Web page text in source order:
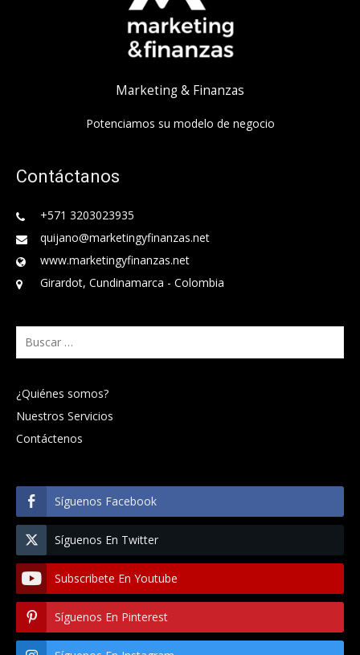
Marketing & Finanzas
Potenciamos su modelo de negocio
Contáctanos
+571 3203023935
quijano@marketingyfinanzas.net
www.marketingyfinanzas.net
Girardot, Cundinamarca - Colombia
Buscar:
¿Quiénes somos?
Nuestros Servicios
Contáctenos
Síguenos Facebook
Síguenos En Twitter
Subscribete En Youtube
Síguenos En Pinterest